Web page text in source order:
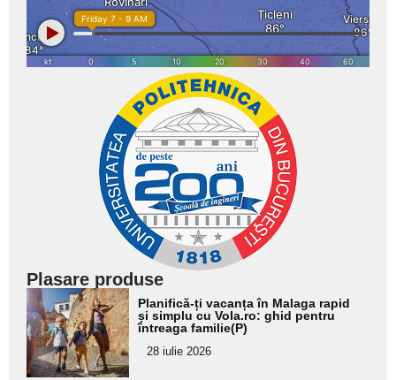
Plasare produse
Adaugă
aici textul
pentru
subtitlu
Planifică-ți vacanța în Malaga rapid
și simplu cu Vola.ro: ghid pentru
întreaga familie(P)
28 iulie 2026